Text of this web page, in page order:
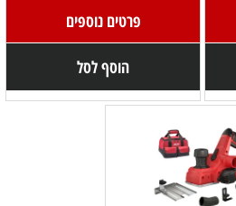
פרטים נוספים
הוסף לסל